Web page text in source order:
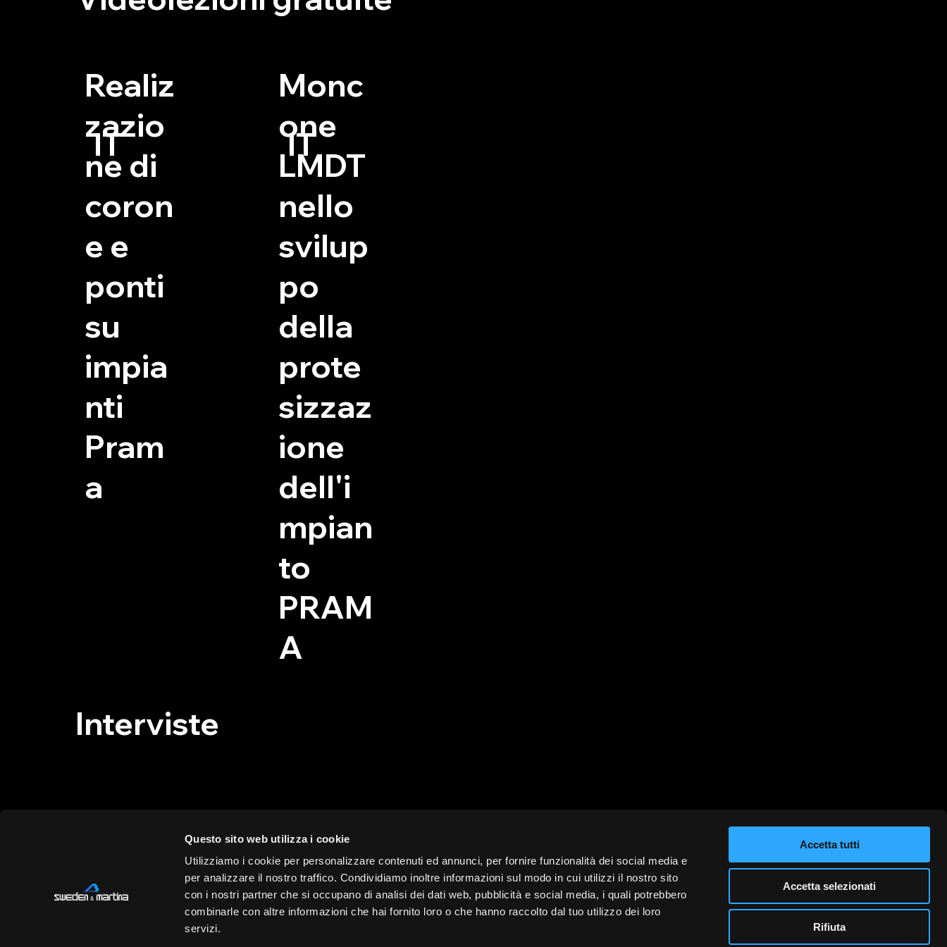
Questo sito web utilizza i cookie
Utilizziamo i cookie per personalizzare contenuti ed annunci, per fornire funzionalità dei social media e
per analizzare il nostro traffico. Condividiamo inoltre informazioni sul modo in cui utilizzi il nostro sito
con i nostri partner che si occupano di analisi dei dati web, pubblicità e social media, i quali potrebbero
combinarle con altre informazioni che hai fornito loro o che hanno raccolto dal tuo utilizzo dei loro
servizi.
Accetta tutti
Accetta selezionati
Rifiuta
Realiz
zazio
ne di
coron
e e
ponti
su
impia
nti
Pram
a
IT
Monc
one
LMDT
nello
svilup
po
della
prote
sizzaz
ione
dell'i
mpian
to
PRAM
A
IT
Interviste